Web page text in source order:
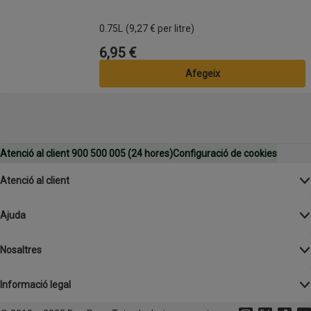
0.75L (9,27 € per litre)
Preu
6,95 €
Afegeix
Atenció al client 900 500 005 (24 hores)Configuració de cookies
Atenció al client
Ajuda
Nosaltres
Informació legal